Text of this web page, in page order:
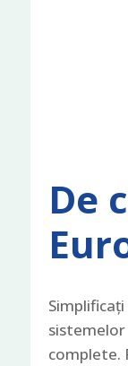
De
sistemelor
complete.